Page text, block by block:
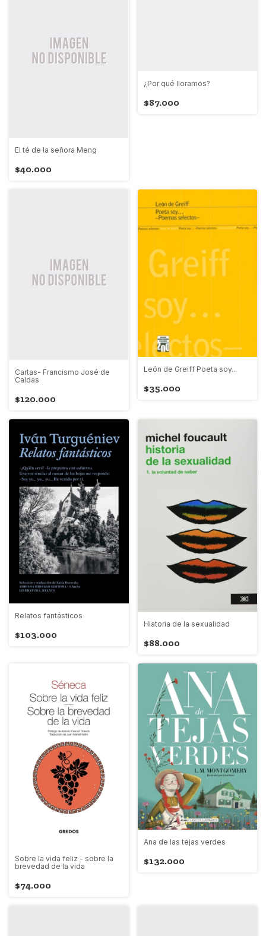
El té de la señora Meng
$40.000
¿Por qué lloramos?
$87.000
Cartas- Francismo José de
Caldas
$120.000
León de Greiff Poeta soy...
$35.000
Relatos fantásticos
$103.000
Hiatoria de la sexualidad
$88.000
Sobre la vida feliz - sobre la
brevedad de la vida
$74.000
Ana de las tejas verdes
$132.000